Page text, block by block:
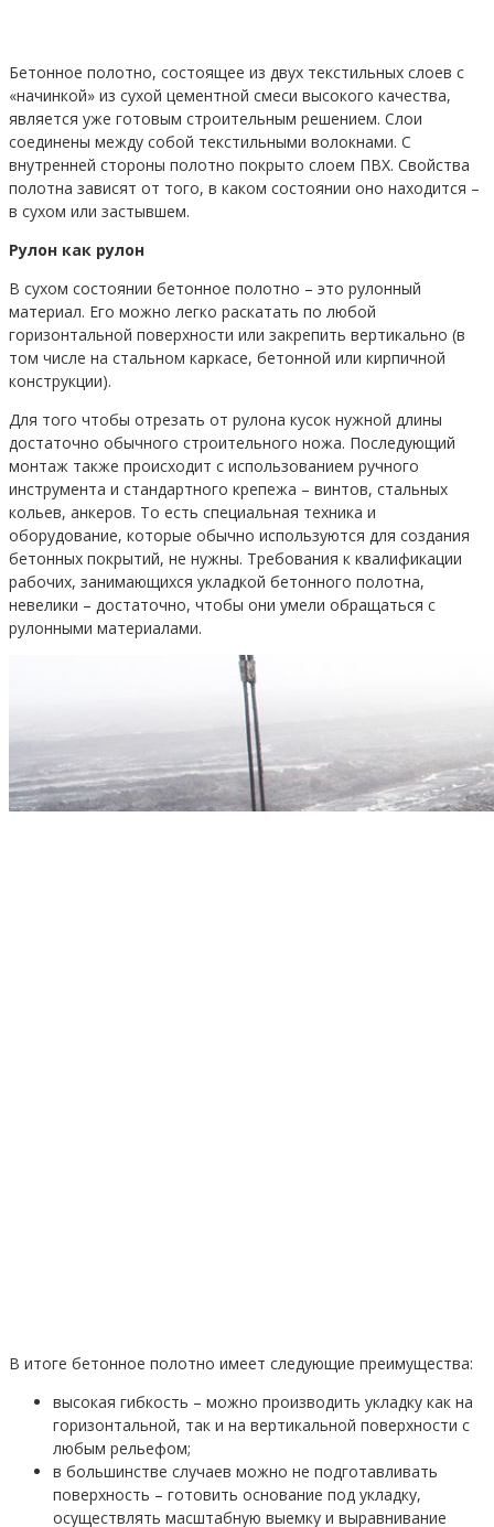
Бетонное полотно, состоящее из двух текстильных слоев с
«начинкой» из сухой цементной смеси высокого качества,
является уже готовым строительным решением. Слои
соединены между собой текстильными волокнами. С
внутренней стороны полотно покрыто слоем ПВХ. Свойства
полотна зависят от того, в каком состоянии оно находится –
в сухом или застывшем.
Рулон как рулон
В сухом состоянии бетонное полотно – это рулонный
материал. Его можно легко раскатать по любой
горизонтальной поверхности или закрепить вертикально (в
том числе на стальном каркасе, бетонной или кирпичной
конструкции).
Для того чтобы отрезать от рулона кусок нужной длины
достаточно обычного строительного ножа. Последующий
монтаж также происходит с использованием ручного
инструмента и стандартного крепежа – винтов, стальных
кольев, анкеров. То есть специальная техника и
оборудование, которые обычно используются для создания
бетонных покрытий, не нужны. Требования к квалификации
рабочих, занимающихся укладкой бетонного полотна,
невелики – достаточно, чтобы они умели обращаться с
рулонными материалами.
В итоге бетонное полотно имеет следующие преимущества:
высокая гибкость – можно производить укладку как на
горизонтальной, так и на вертикальной поверхности с
любым рельефом;
в большинстве случаев можно не подготавливать
поверхность – готовить основание под укладку,
осуществлять масштабную выемку и выравнивание